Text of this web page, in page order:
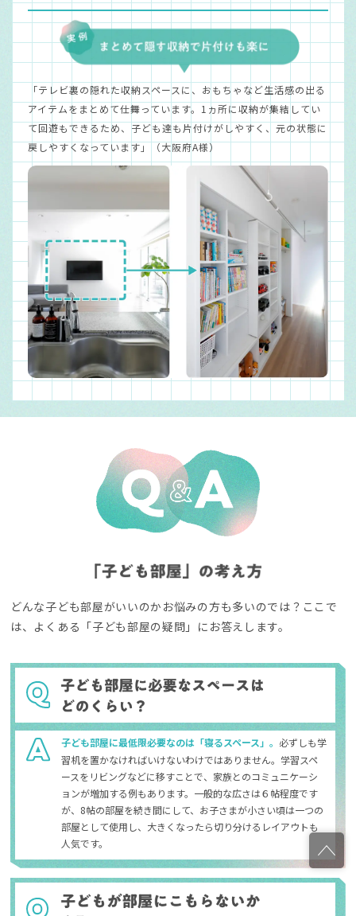
「テレビ裏の隠れた収納スペースに、おもちゃなど生活感の出る
アイテムをまとめて仕舞っています。1ヵ所に収納が集結してい
て回遊もできるため、子ども達も片付けがしやすく、元の状態に
戻しやすくなっています」（大阪府A様）
どんな子ども部屋がいいのかお悩みの方も多いのでは？ ここで
は、よくある「子ども部屋の疑問」にお答えします。
子ども部屋に最低限必要なのは「寝るスペース」。 必ずしも学
習机を置かなければいけないわけではありません。学習スペ
ースをリビングなどに移すことで、家族とのコミュニケーシ
ョンが増加する例もあります。一般的な広さは６帖程度です
が、8帖の部屋を続き間にして、お子さまが小さい頃は一つの
部屋として使用し、大きくなったら切り分けるレイアウトも
人気です。